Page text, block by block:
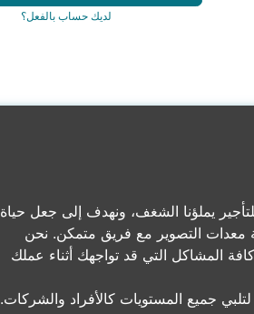
لديك حساب بالفعل؟
يملؤنا الشغف، ونهدف إلى جعل حياة
معدات التصوير مع فريق متمكن. نحن
المشاكل التي قد تواجهك أثناء عملك
جميع المستويات كالأفراد والشركات.